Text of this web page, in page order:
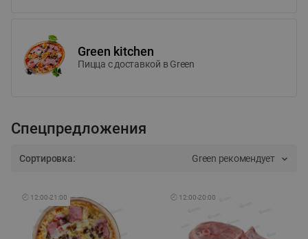
Green kitchen
Пицца c доставкой в Green
Спецпредложения
Сортировка: Green рекомендует
🕘 12:00-21:00 🕘 12:00-20:00